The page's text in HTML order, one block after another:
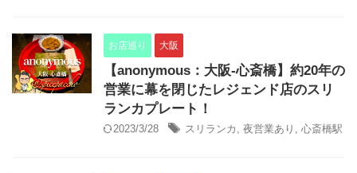
お店巡り 大阪
【anonymous：大阪-心斎橋】約20年の
営業に幕を閉じたレジェンド店のスリ
ランカプレート！
2023/3/28 スリランカ , 夜営業あり , 心斎橋駅